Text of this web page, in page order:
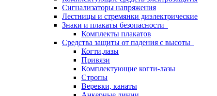
Сигнализаторы напряжения
Лестницы и стремянки диэлектрические
Знаки и плакаты безопасности
Комплекты плакатов
Средства защиты от падения с высоты
Когти,лазы
Привязи
Комплектующие когти-лазы
Стропы
Веревки, канаты